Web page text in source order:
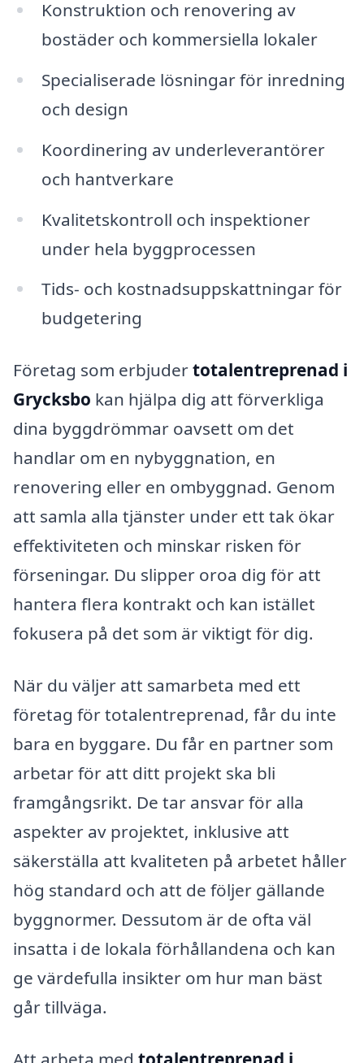
Konstruktion och renovering av
bostäder och kommersiella lokaler
Specialiserade lösningar för inredning
och design
Koordinering av underleverantörer
och hantverkare
Kvalitetskontroll och inspektioner
under hela byggprocessen
Tids- och kostnadsuppskattningar för
budgetering
Företag som erbjudertotalentreprenad i
Grycksbo kan hjälpa dig att förverkliga
dina byggdrömmar oavsett om det
handlar om en nybyggnation, en
renovering eller en ombyggnad. Genom
att samla alla tjänster under ett tak ökar
effektiviteten och minskar risken för
förseningar. Du slipper oroa dig för att
hantera flera kontrakt och kan istället
fokusera på det som är viktigt för dig.
När du väljer att samarbeta med ett
företag för totalentreprenad, får du inte
bara en byggare. Du får en partner som
arbetar för att ditt projekt ska bli
framgångsrikt. De tar ansvar för alla
aspekter av projektet, inklusive att
säkerställa att kvaliteten på arbetet håller
hög standard och att de följer gällande
byggnormer. Dessutom är de ofta väl
insatta i de lokala förhållandena och kan
ge värdefulla insikter om hur man bäst
går tillväga.